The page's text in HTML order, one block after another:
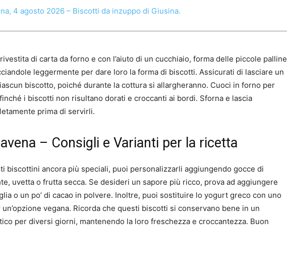
4 agosto 2026 – Biscotti da inzuppo di Giusina.
di carta da forno e con l’aiuto di un cucchiaio, forma delle piccole palline
leggermente per dare loro la forma di biscotti. Assicurati di lasciare un
biscotto, poiché durante la cottura si allargheranno. Cuoci in forno per
i biscotti non risultano dorati e croccanti ai bordi. Sforna e lascia
prima di servirli.
– Consigli e Varianti per la ricetta
biscottini ancora più speciali, puoi personalizzarli aggiungendo gocce di
uvetta o frutta secca. Se desideri un sapore più ricco, prova ad aggiungere
o un po’ di cacao in polvere. Inoltre, puoi sostituire lo yogurt greco con uno
vegana. Ricorda che questi biscotti si conservano bene in un
per diversi giorni, mantenendo la loro freschezza e croccantezza. Buon